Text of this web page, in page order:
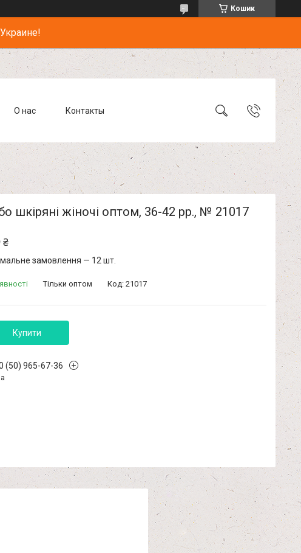
Кошик
О нас Контакты
шкіряні жіночі оптом, 36-42 рр., № 21017
₴
замовлення — 12 шт.
Тільки оптом Код: 21017
Купити
(50) 965-67-36